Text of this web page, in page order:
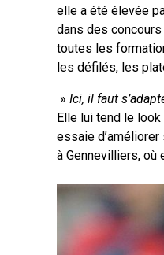
elle a été élevée
dans des
toutes les
les défilés, les
» Ici, il faut
Elle lui tend le look
essaie d’améliorer
à Gennevilliers, où